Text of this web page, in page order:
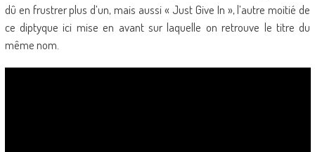
dû en frustrer plus d’un, mais aussi « Just Give In », l’autre moitié de
ce diptyque ici mise en avant sur laquelle on retrouve le titre du
même nom.